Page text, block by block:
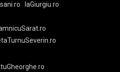
laGiurgiu.ro